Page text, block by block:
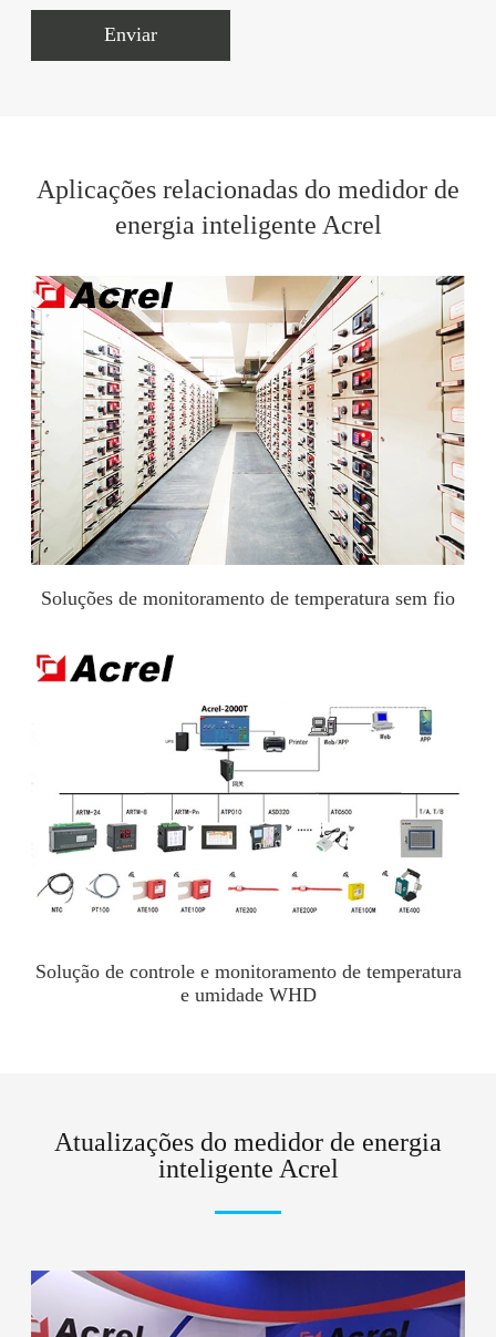
Enviar
Aplicações relacionadas do medidor de
energia inteligente Acrel
Soluções de monitoramento de temperatura sem fio
Solução de controle e monitoramento de temperatura
e umidade WHD
Atualizações do medidor de energia
inteligente Acrel